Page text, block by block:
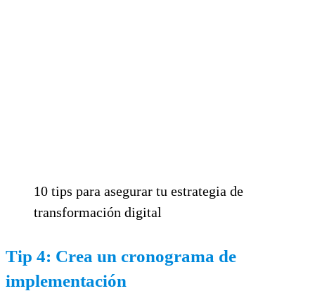
10 tips para asegurar tu estrategia de
transformación digital
Tip 4: Crea un cronograma de
implementación